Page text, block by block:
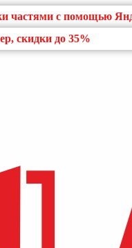
частями с помощью
скидки до 35%